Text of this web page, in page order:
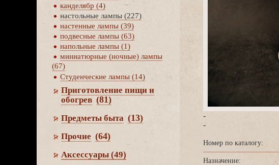
канделябр (4)
настольные лампы (227)
настенные лампы (39)
подвесные лампы (63)
напольные лампы (1)
миниатюрные (ночные) лампы
(67)
Студенческие лампы (14)
Приготовление пищи и
обогре (81)
Предметы быта (13)
Прочие (64)
Аксессуары (49)
-
-
Номер по каталогу:
Назначение: